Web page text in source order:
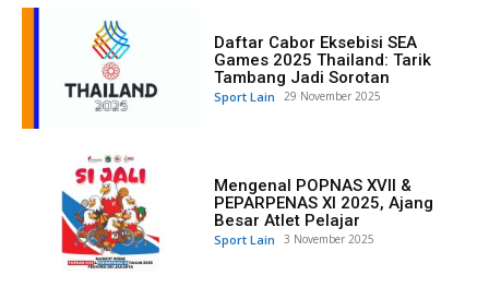
Daftar Cabor Eksebisi SEA
Games 2025 Thailand: Tarik
Tambang Jadi Sorotan
Sport Lain 29 November 2025
Mengenal POPNAS XVII &
PEPARPENAS XI 2025, Ajang
Besar Atlet Pelajar
Sport Lain 3 November 2025